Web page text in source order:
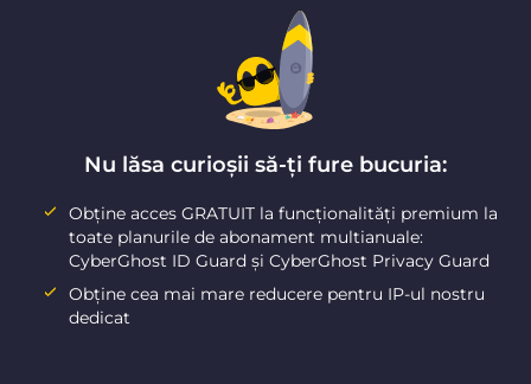
Nu lăsa curioșii să-ți fure bucuria:
Obține acces GRATUIT la funcționalități premium la
toate planurile de abonament multianuale:
CyberGhost ID Guard și CyberGhost Privacy Guard
Obține cea mai mare reducere pentru IP-ul nostru
dedicat